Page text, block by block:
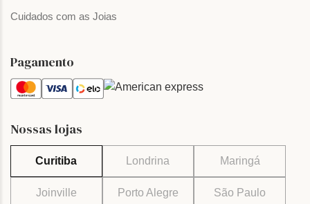
Cuidados com as Joias
Pagamento
Nossas lojas
Curitiba Londrina Maringá
Joinville Porto Alegre São Paulo